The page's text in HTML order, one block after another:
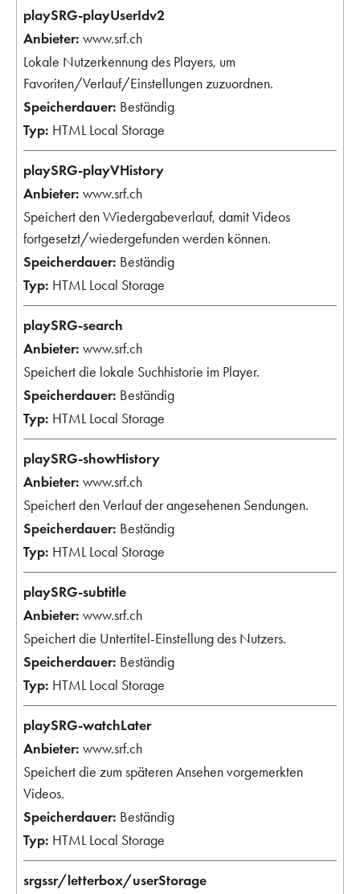
playSRG-playUserIdv2
www.srf.ch
Lokale Nutzerkennung des Players, um
Favoriten/Verlauf/Einstellungen zuzuordnen.
Beständig
HTML Local Storage
playSRG-playVHistory
www.srf.ch
Speichert den Wiedergabeverlauf, damit Videos
fortgesetzt/wiedergefunden werden können.
Beständig
HTML Local Storage
playSRG-search
www.srf.ch
Speichert die lokale Suchhistorie im Player.
Beständig
HTML Local Storage
playSRG-showHistory
www.srf.ch
Speichert den Verlauf der angesehenen Sendungen.
Beständig
HTML Local Storage
playSRG-subtitle
www.srf.ch
Speichert die Untertitel-Einstellung des Nutzers.
Beständig
HTML Local Storage
playSRG-watchLater
www.srf.ch
Speichert die zum späteren Ansehen vorgemerkten
Videos.
Beständig
HTML Local Storage
srgssr/letterbox/userStorage